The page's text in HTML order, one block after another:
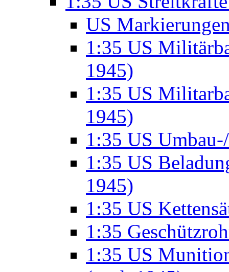
US
1:35 US
1945)
1:35 US
1945)
1:35 US
1:35 US
1945)
1:35 US
1:35
1:35 US